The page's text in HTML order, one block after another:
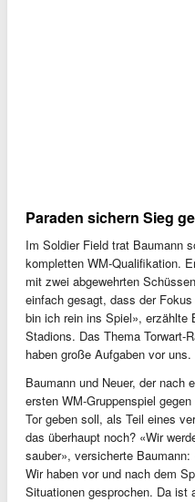
Paraden sichern Sieg
Im Soldier Field trat Baumann
kompletten WM-Qualifikation.
mit zwei abgewehrten
einfach gesagt, dass der
bin ich rein ins Spiel», erzählte
Stadions. Das Thema Torwart-
haben große Aufgaben vor
Baumann und Neuer, der nach
ersten WM-Gruppenspiel
Tor geben soll, als Teil eines
das überhaupt noch? «Wir
sauber», versicherte
Wir haben vor und nach dem
Situationen gesprochen. Da ist